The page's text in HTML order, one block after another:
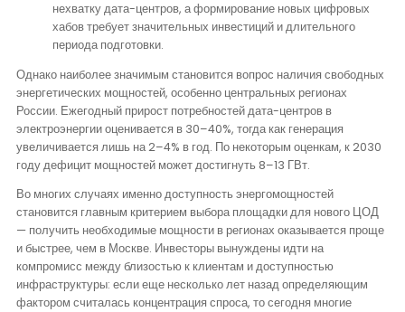
нехватку дата-центров, а формирование новых цифровых
хабов требует значительных инвестиций и длительного
периода подготовки.
Однако наиболее значимым становится вопрос наличия свободных
энергетических мощностей, особенно центральных регионах
России. Ежегодный прирост потребностей дата-центров в
электроэнергии оценивается в 30–40%, тогда как генерация
увеличивается лишь на 2–4% в год. По некоторым оценкам, к 2030
году дефицит мощностей может достигнуть 8–13 ГВт.
Во многих случаях именно доступность энергомощностей
становится главным критерием выбора площадки для нового ЦОД
— получить необходимые мощности в регионах оказывается проще
и быстрее, чем в Москве. Инвесторы вынуждены идти на
компромисс между близостью к клиентам и доступностью
инфраструктуры: если еще несколько лет назад определяющим
фактором считалась концентрация спроса, то сегодня многие